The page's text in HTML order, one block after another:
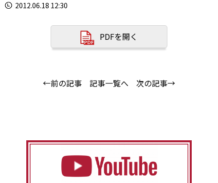
2012.06.18 12:30
PDFを開く
←前の記事 記事一覧へ 次の記事→